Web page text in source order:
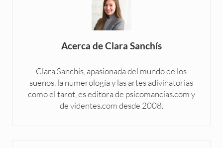
Acerca deClara Sanchís
Clara Sanchís, apasionada del mundo de los
sueños, la numerología y las artes adivinatorias
como el tarot, es editora de psicomancias.com y
de videntes.com desde 2008.